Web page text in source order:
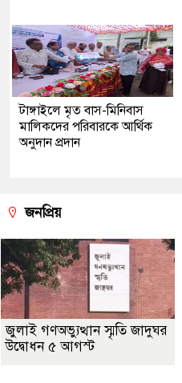
টাঙ্গাইলে মৃত বাস-মিনিবাস
মালিকদের পরিবারকে আর্থিক
অনুদান প্রদান
জনপ্রিয়
জুলাই গণঅভ্যুত্থান স্মৃতি জাদুঘর
উদ্বোধন ৫ আগস্ট